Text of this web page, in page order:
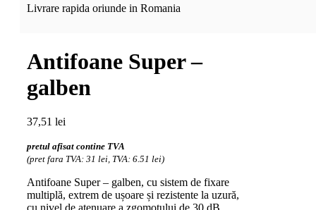
Livrare rapida oriunde in Romania
Antifoane Super –
galben
37,51 lei
pretul afisat contine TVA
(pret fara TVA: 31 lei, TVA: 6.51 lei)
Antifoane Super – galben, cu sistem de fixare
multiplă, extrem de ușoare și rezistente la uzură,